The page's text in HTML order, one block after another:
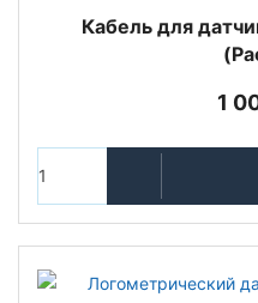
Кабель для
1